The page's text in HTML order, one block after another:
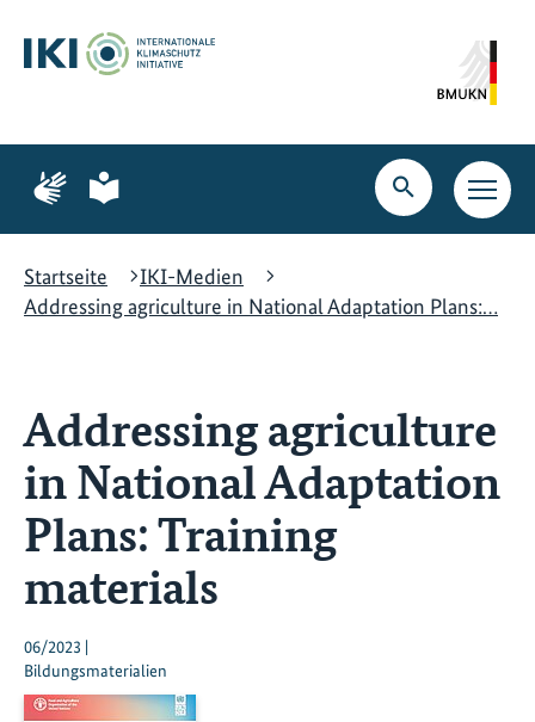
Hauptinhalt
springen
Suche
springen
Hauptnavigation
springen
Zur
Seite
Gebärdensprache
Zur
Seite
leichte
Suche
öffnen
Startseite
IKI-Medien
Addressing agriculture in National Adaptation Plans:…
Addressing agriculture
in National Adaptation
Plans: Training
materials
06/2023 |
Bildungsmaterialien